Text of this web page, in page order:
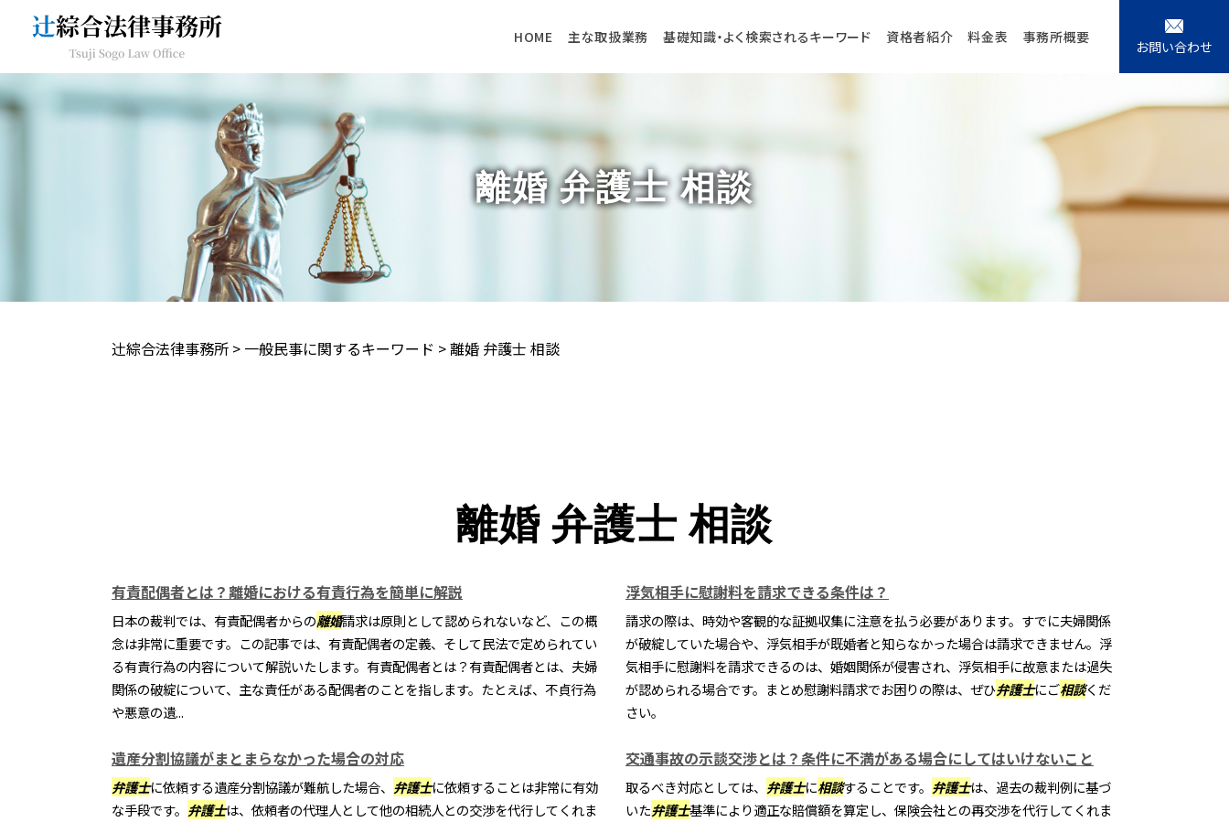
お問い合わせ
HOME 主な取扱業務 基礎知識・よく検索されるキーワード 資格者紹介 料金表 事務所概要
離婚 弁護士 相談
辻󠄀綜合法律事務所 > 一般民事に関するキーワード >離婚 弁護士 相談
離婚 弁護士 相談
有責配偶者とは？離婚における有責行為を簡単に解説
日本の裁判では、有責配偶者からの離婚請求は原則として認められないなど、この概
念は非常に重要です。この記事では、有責配偶者の定義、そして民法で定められてい
る有責行為の内容について解説いたします。有責配偶者とは？有責配偶者とは、夫婦
関係の破綻について、主な責任がある配偶者のことを指します。たとえば、不貞行為
や悪意の遺...
浮気相手に慰謝料を請求できる条件は？
請求の際は、時効や客観的な証拠収集に注意を払う必要があります。すでに夫婦関係
が破綻していた場合や、浮気相手が既婚者と知らなかった場合は請求できません。浮
気相手に慰謝料を請求できるのは、婚姻関係が侵害され、浮気相手に故意または過失
が認められる場合です。まとめ慰謝料請求でお困りの際は、ぜひ弁護士にご相談くだ
さい。
遺産分割協議がまとまらなかった場合の対応
弁護士に依頼する遺産分割協議が難航した場合、 弁護士に依頼することは非常に有効
な手段です。 弁護士は、依頼者の代理人として他の相続人との交渉を代行してくれま
交通事故の示談交渉とは？条件に不満がある場合にしてはいけないこと
取るべき対応としては、 弁護士に相談することです。 弁護士は、過去の裁判例に基づ
いた弁護士基準により適正な賠償額を算定し、保険会社との再交渉を代行してくれま